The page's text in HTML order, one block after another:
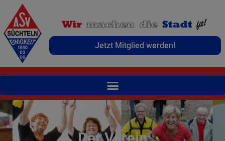
Jetzt Mitglied werden!